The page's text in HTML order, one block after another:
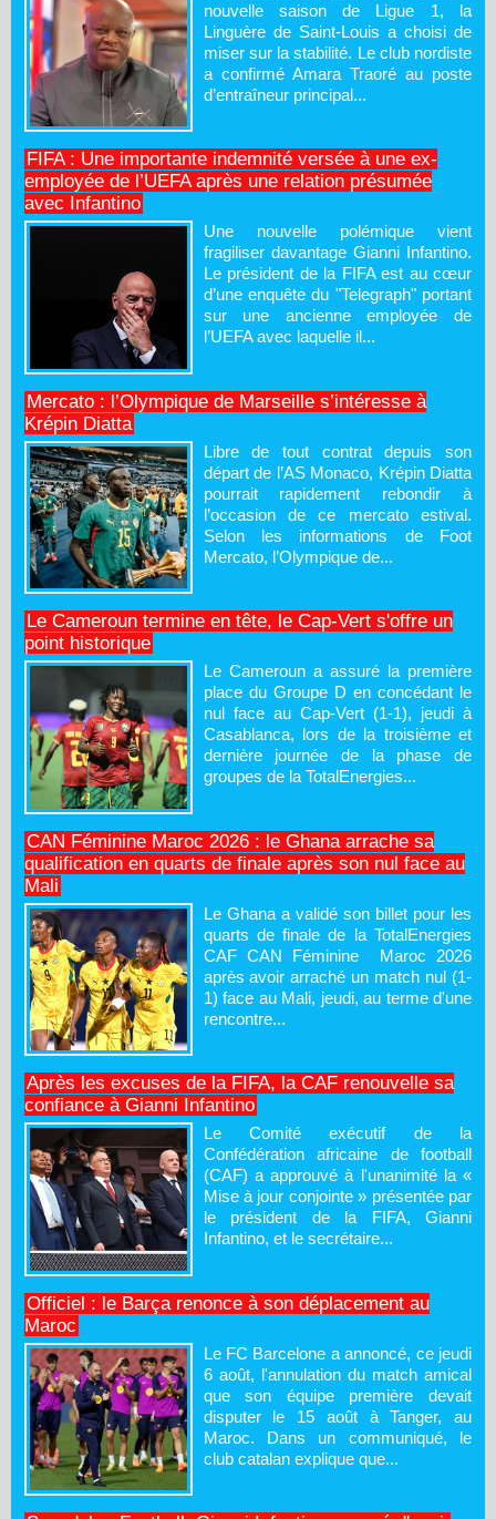
nouvelle saison de Ligue 1, la
Linguère de Saint-Louis a choisi de
miser sur la stabilité. Le club nordiste
a confirmé Amara Traoré au poste
d’entraîneur principal...
FIFA : Une importante indemnité versée à une ex-
employée de l’UEFA après une relation présumée
avec Infantino
Une nouvelle polémique vient
fragiliser davantage Gianni Infantino.
Le président de la FIFA est au cœur
d’une enquête du "Telegraph" portant
sur une ancienne employée de
l’UEFA avec laquelle il...
Mercato : l’Olympique de Marseille s’intéresse à
Krépin Diatta
Libre de tout contrat depuis son
départ de l’AS Monaco, Krépin Diatta
pourrait rapidement rebondir à
l’occasion de ce mercato estival.
Selon les informations de Foot
Mercato, l’Olympique de...
Le Cameroun termine en tête, le Cap-Vert s'offre un
point historique
Le Cameroun a assuré la première
place du Groupe D en concédant le
nul face au Cap-Vert (1-1), jeudi à
Casablanca, lors de la troisième et
dernière journée de la phase de
groupes de la TotalEnergies...
CAN Féminine Maroc 2026 : le Ghana arrache sa
qualification en quarts de finale après son nul face au
Mali
Le Ghana a validé son billet pour les
quarts de finale de la TotalEnergies
CAF CAN Féminine Maroc 2026
après avoir arraché un match nul (1-
1) face au Mali, jeudi, au terme d'une
rencontre...
Après les excuses de la FIFA, la CAF renouvelle sa
confiance à Gianni Infantino
Le Comité exécutif de la
Confédération africaine de football
(CAF) a approuvé à l'unanimité la «
Mise à jour conjointe » présentée par
le président de la FIFA, Gianni
Infantino, et le secrétaire...
Officiel : le Barça renonce à son déplacement au
Maroc
Le FC Barcelone a annoncé, ce jeudi
6 août, l'annulation du match amical
que son équipe première devait
disputer le 15 août à Tanger, au
Maroc. Dans un communiqué, le
club catalan explique que...